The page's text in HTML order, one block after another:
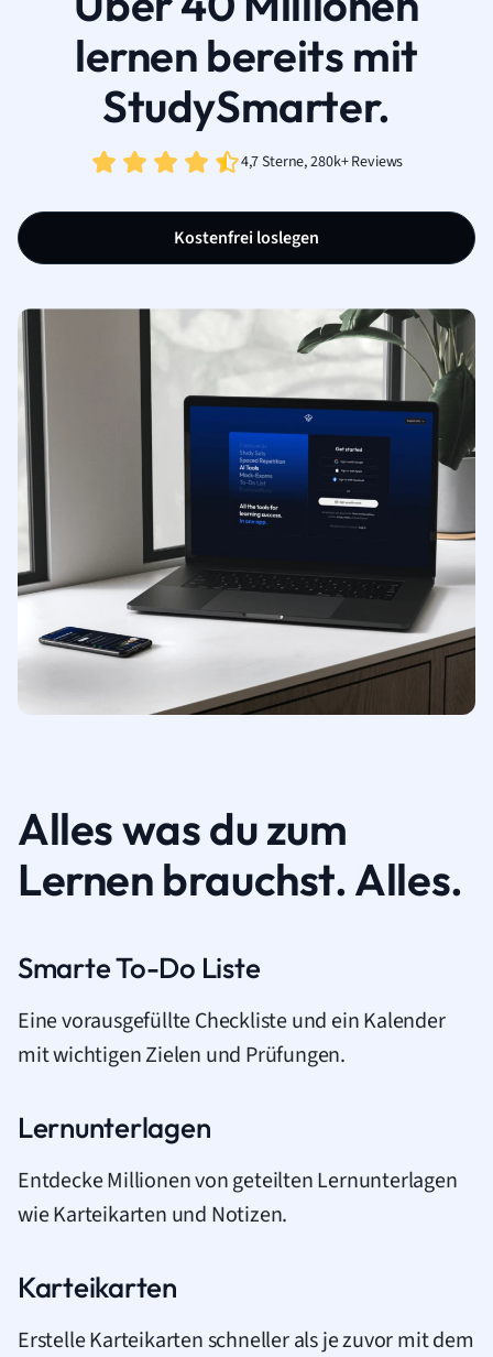
lernen bereits mit
StudySmarter.
4,7 Sterne, 280k+ Reviews
Kostenfrei loslegen
Alles was du zum
Lernen brauchst. Alles.
Smarte To-Do Liste
Eine vorausgefüllte Checkliste und ein Kalender
mit wichtigen Zielen und Prüfungen.
Lernunterlagen
Entdecke Millionen von geteilten Lernunterlagen
wie Karteikarten und Notizen.
Karteikarten
Erstelle Karteikarten schneller als je zuvor mit dem